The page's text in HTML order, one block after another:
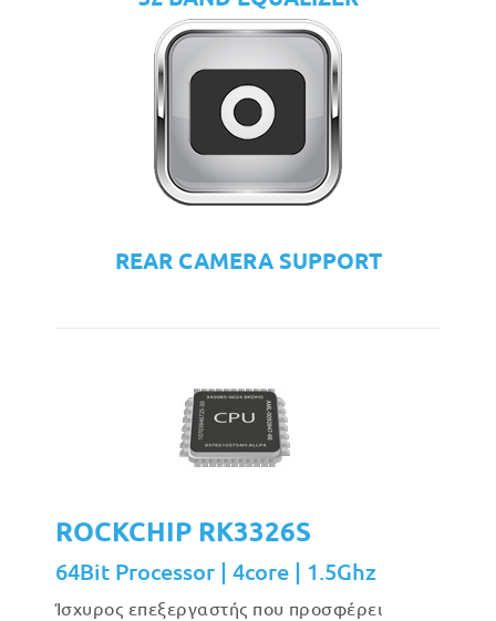
REAR CAMERA SUPPORT
ROCKCHIP RK3326S
64Bit Processor | 4core | 1.5Ghz
Ίσχυρος επεξεργαστής που προσφέρει